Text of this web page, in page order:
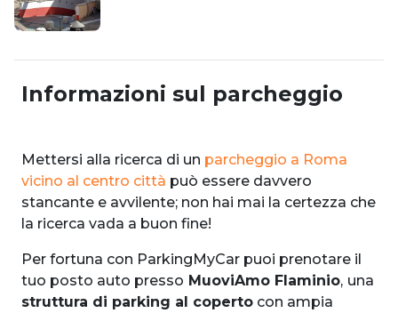
Informazioni sul parcheggio
Mettersi alla ricerca di un parcheggio a Roma
vicino al centro città può essere davvero
stancante e avvilente; non hai mai la certezza che
la ricerca vada a buon fine!
Per fortuna con ParkingMyCar puoi prenotare il
tuo posto auto presso MuoviAmo Flaminio, una
struttura di parking al coperto con ampia